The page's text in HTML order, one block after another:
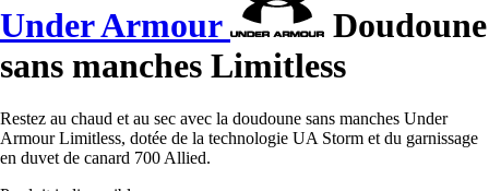
Under Armour
Doudoune
sans manches Limitless
Restez au chaud et au sec avec la doudoune sans manches Under
Armour Limitless, dotée de la technologie UA Storm et du garnissage
en duvet de canard 700 Allied.